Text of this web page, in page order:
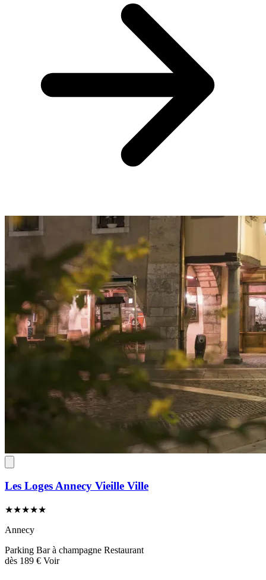
Les Loges Annecy Vieille Ville
★★★★★
Annecy
Parking Bar à champagne Restaurant
dès 189 € Voir